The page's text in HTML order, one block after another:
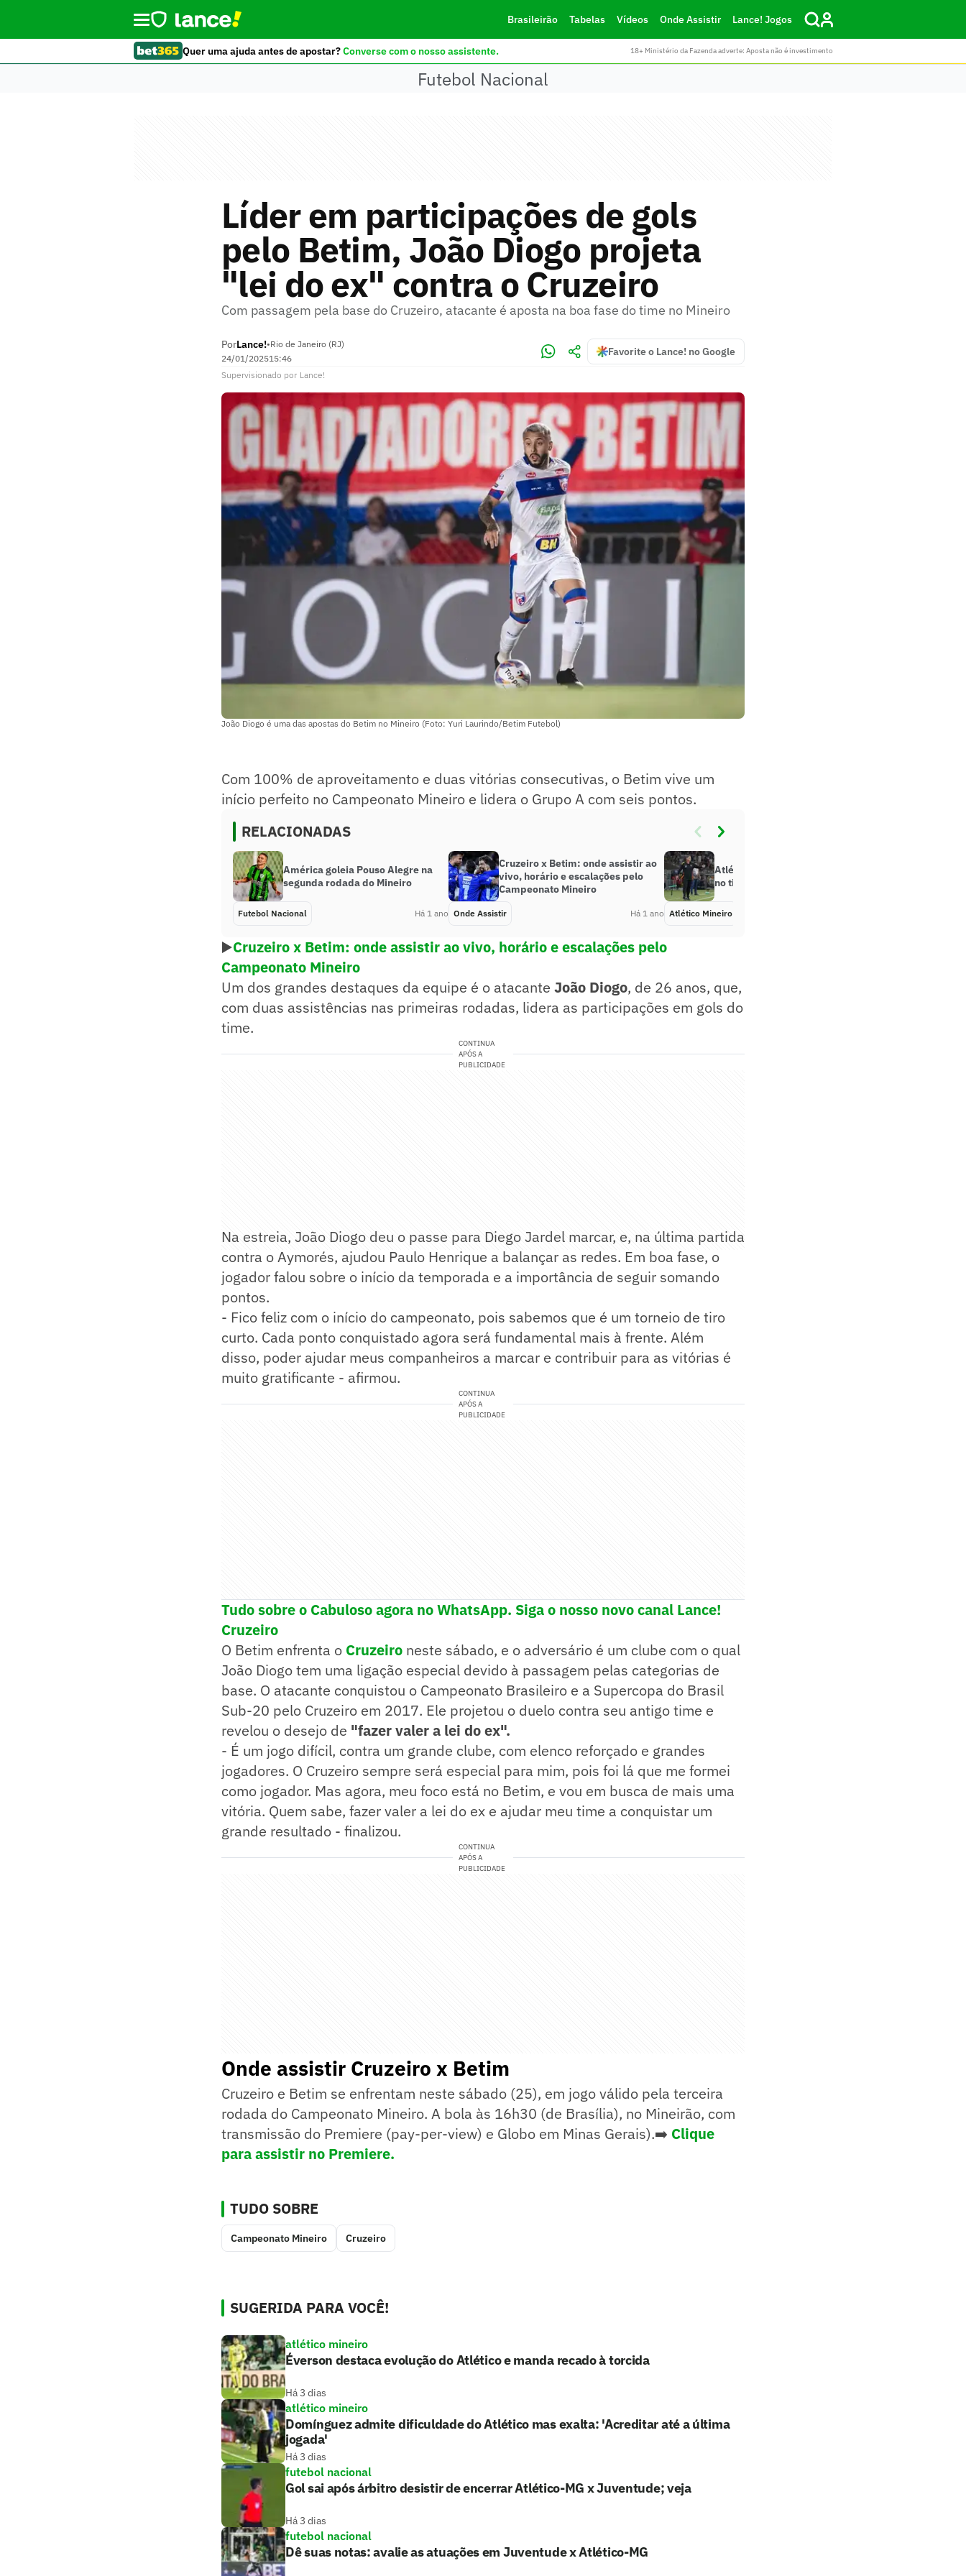
Brasileirão Tabelas Vídeos Onde Assistir Lance! Jogos
Quer uma ajuda antes de apostar?Converse com o nosso assistente. 18+ Ministério da Fazenda adverte: Aposta não é investimento
Futebol Nacional
Líder em participações de gols
pelo Betim, João Diogo projeta
"lei do ex" contra o Cruzeiro
Com passagem pela base do Cruzeiro, atacante é aposta na boa fase do time no Mineiro
PorLance!•Rio de Janeiro (RJ)
24/01/202515:46
Favorite o Lance! no Google
Supervisionado por Lance!
João Diogo é uma das apostas do Betim no Mineiro (Foto: Yuri Laurindo/Betim Futebol)
Com 100% de aproveitamento e duas vitórias consecutivas, o Betim vive um
início perfeito no Campeonato Mineiro e lidera o Grupo A com seis pontos.
RELACIONADAS
América goleia Pouso Alegre na
segunda rodada do Mineiro
Futebol Nacional Há 1 ano
Cruzeiro x Betim: onde assistir ao
vivo, horário e escalações pelo
Campeonato Mineiro
Onde Assistir Há 1 ano
Atlético-MG: técnico vê evolução
no time que disputa o Mineiro
Atlético Mineiro
▶️Cruzeiro x Betim: onde assistir ao vivo, horário e escalações pelo
Campeonato Mineiro
Um dos grandes destaques da equipe é o atacante João Diogo, de 26 anos, que,
com duas assistências nas primeiras rodadas, lidera as participações em gols do
time.
CONTINUA
APÓS A
PUBLICIDADE
Na estreia, João Diogo deu o passe para Diego Jardel marcar, e, na última partida
contra o Aymorés, ajudou Paulo Henrique a balançar as redes. Em boa fase, o
jogador falou sobre o início da temporada e a importância de seguir somando
pontos.
- Fico feliz com o início do campeonato, pois sabemos que é um torneio de tiro
curto. Cada ponto conquistado agora será fundamental mais à frente. Além
disso, poder ajudar meus companheiros a marcar e contribuir para as vitórias é
muito gratificante - afirmou.
CONTINUA
APÓS A
PUBLICIDADE
Tudo sobre o Cabuloso agora no WhatsApp. Siga o nosso novo canal Lance!
Cruzeiro
O Betim enfrenta o Cruzeiro neste sábado, e o adversário é um clube com o qual
João Diogo tem uma ligação especial devido à passagem pelas categorias de
base. O atacante conquistou o Campeonato Brasileiro e a Supercopa do Brasil
Sub-20 pelo Cruzeiro em 2017. Ele projetou o duelo contra seu antigo time e
revelou o desejo de "fazer valer a lei do ex".
- É um jogo difícil, contra um grande clube, com elenco reforçado e grandes
jogadores. O Cruzeiro sempre será especial para mim, pois foi lá que me formei
como jogador. Mas agora, meu foco está no Betim, e vou em busca de mais uma
vitória. Quem sabe, fazer valer a lei do ex e ajudar meu time a conquistar um
grande resultado - finalizou.
CONTINUA
APÓS A
PUBLICIDADE
Onde assistir Cruzeiro x Betim
Cruzeiro e Betim se enfrentam neste sábado (25), em jogo válido pela terceira
rodada do Campeonato Mineiro. A bola às 16h30 (de Brasília), no Mineirão, com
transmissão do Premiere (pay-per-view) e Globo em Minas Gerais).➡️ Clique
para assistir no Premiere.
TUDO SOBRE
Campeonato Mineiro Cruzeiro
SUGERIDA PARA VOCÊ!
atlético mineiro
Éverson destaca evolução do Atlético e manda recado à torcida
Há 3 dias
atlético mineiro
Domínguez admite dificuldade do Atlético mas exalta: 'Acreditar até a última
jogada'
Há 3 dias
futebol nacional
Gol sai após árbitro desistir de encerrar Atlético-MG x Juventude; veja
Há 3 dias
futebol nacional
Dê suas notas: avalie as atuações em Juventude x Atlético-MG